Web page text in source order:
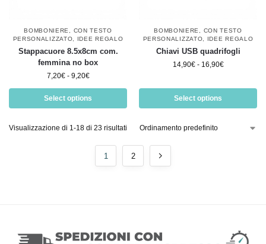
BOMBONIERE
CON TESTO
PERSONALIZZATO
IDEE REGALO
Stappacuore 8.5x8cm com.
femmina no box
7,20€ - 9,20€
Select options
BOMBONIERE
CON TESTO
PERSONALIZZATO
IDEE REGALO
Chiavi USB quadrifogli
14,90€ - 16,90€
Select options
Visualizzazione di 1-18 di 23 risultati
1 2